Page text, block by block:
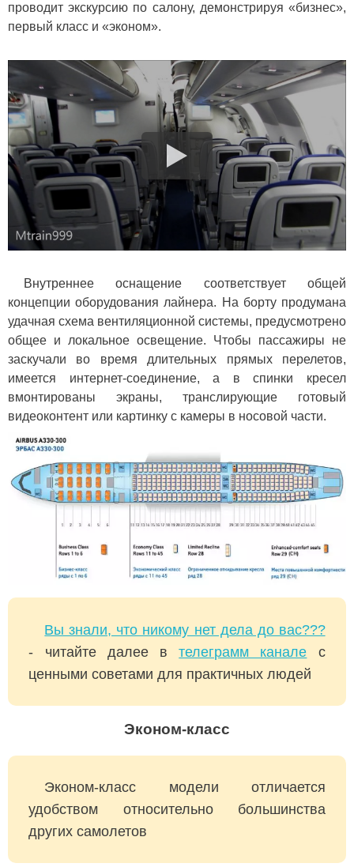
проводит экскурсию по салону, демонстрируя «бизнес»,
первый класс и «эконом».
Внутреннее оснащение соответствует общей
концепции оборудования лайнера. На борту продумана
удачная схема вентиляционной системы, предусмотрено
общее и локальное освещение. Чтобы пассажиры не
заскучали во время длительных прямых перелетов,
имеется интернет-соединение, а в спинки кресел
вмонтированы экраны, транслирующие готовый
видеоконтент или картинку с камеры в носовой части.
Вы знали, что никому нет дела до вас???
- читайте далее втелеграмм канале с
ценными советами для практичных людей
Эконом-класс
Эконом-класс модели отличается
удобством относительно большинства
других самолетов